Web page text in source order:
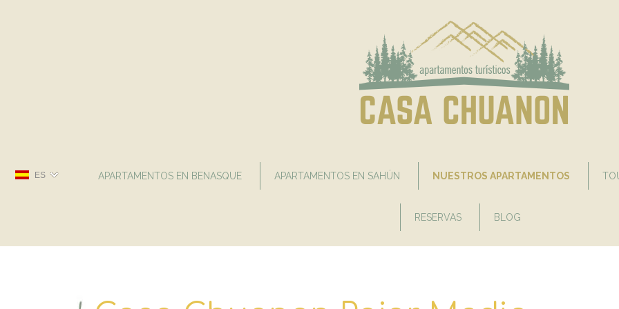
ES APARTAMENTOS EN BENASQUE APARTAMENTOS EN SAHÚN NUESTROS APARTAMENTOS
RESERVAS BLOG